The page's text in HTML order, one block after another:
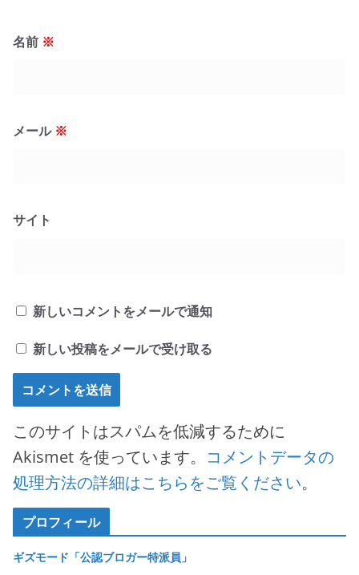
名前 ※
メール ※
サイト
新しいコメントをメールで通知
新しい投稿をメールで受け取る
このサイトはスパムを低減するために
Akismet を使っています。 コメントデータの
処理方法の詳細はこちらをご覧ください。
プロフィール
ギズモード「公認ブロガー特派員」